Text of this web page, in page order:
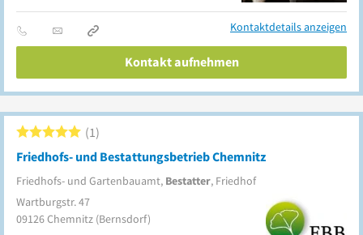
Kontaktdetails anzeigen
Kontakt aufnehmen
Friedhofs- und Bestattungsbetrieb Chemnitz
Friedhofs- und Gartenbauamt, Bestatter, Friedhof
1
Wartburgstr. 47
09126Chemnitz (Bernsdorf)